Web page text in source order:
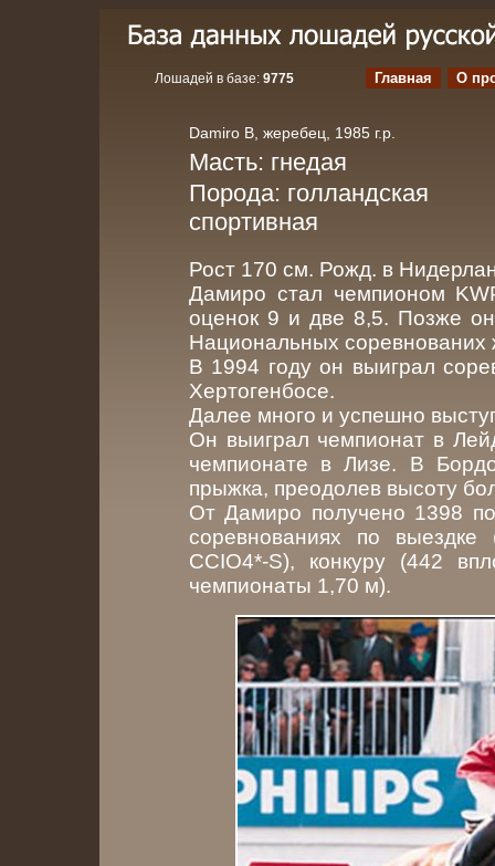
Лошадей в базе: 9775 Главная О
Damiro B, жеребец, 1985 г.р.
Масть: гнедая
Порода: голландская
спортивная
Рост 170 см. Рожд. в
Дамиро стал чемпионом
оценок 9 и две 8,5. Позже
Национальных соревнованих
В 1994 году он выиграл
Хертогенбосе.
Далее много и успешно
Он выиграл чемпионат в
чемпионате в Лизе. В
прыжка, преодолев высоту
От Дамиро получено 1398
соревнованиях по
CCIO4*-S), конкуру (442
чемпионаты 1,70 м).